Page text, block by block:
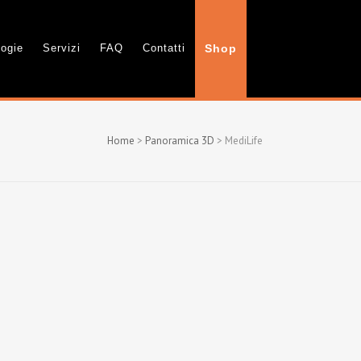
Servizi FAQ Contatti Shop
Home > Panoramica 3D > MediLife